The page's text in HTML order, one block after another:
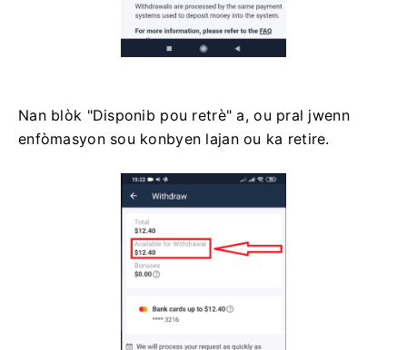
Nan blòk "Disponib pou retrè" a, ou pral jwenn
enfòmasyon sou konbyen lajan ou ka retire.